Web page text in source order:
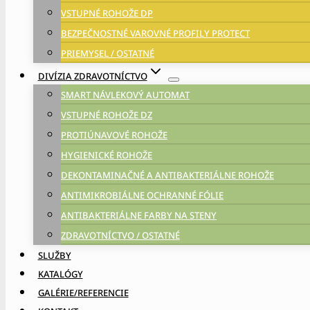
VSTUPNÉ ROHOŽE DP
BEZPEČNOSTNÉ VAROVNÉ PROFILY PROTECT
PRIEMYSEL / OSTATNÉ
DIVÍZIA ZDRAVOTNÍCTVO
SMART NÁVLEKOVÝ AUTOMAT
VSTUPNÉ ROHOŽE DZ
PROTIÚNAVOVÉ ROHOŽE
HYGIENICKÉ ROHOŽE
DEKONTAMINAČNÉ A ANTIBAKTERIÁLNE ROHOŽE
ANTIMIKROBIÁLNE OCHRANNÉ FÓLIE
ANTIBAKTERIÁLNE FARBY NA STENY
ZDRAVOTNÍCTVO / OSTATNÉ
SLUŽBY
KATALÓGY
GALÉRIE/REFERENCIE